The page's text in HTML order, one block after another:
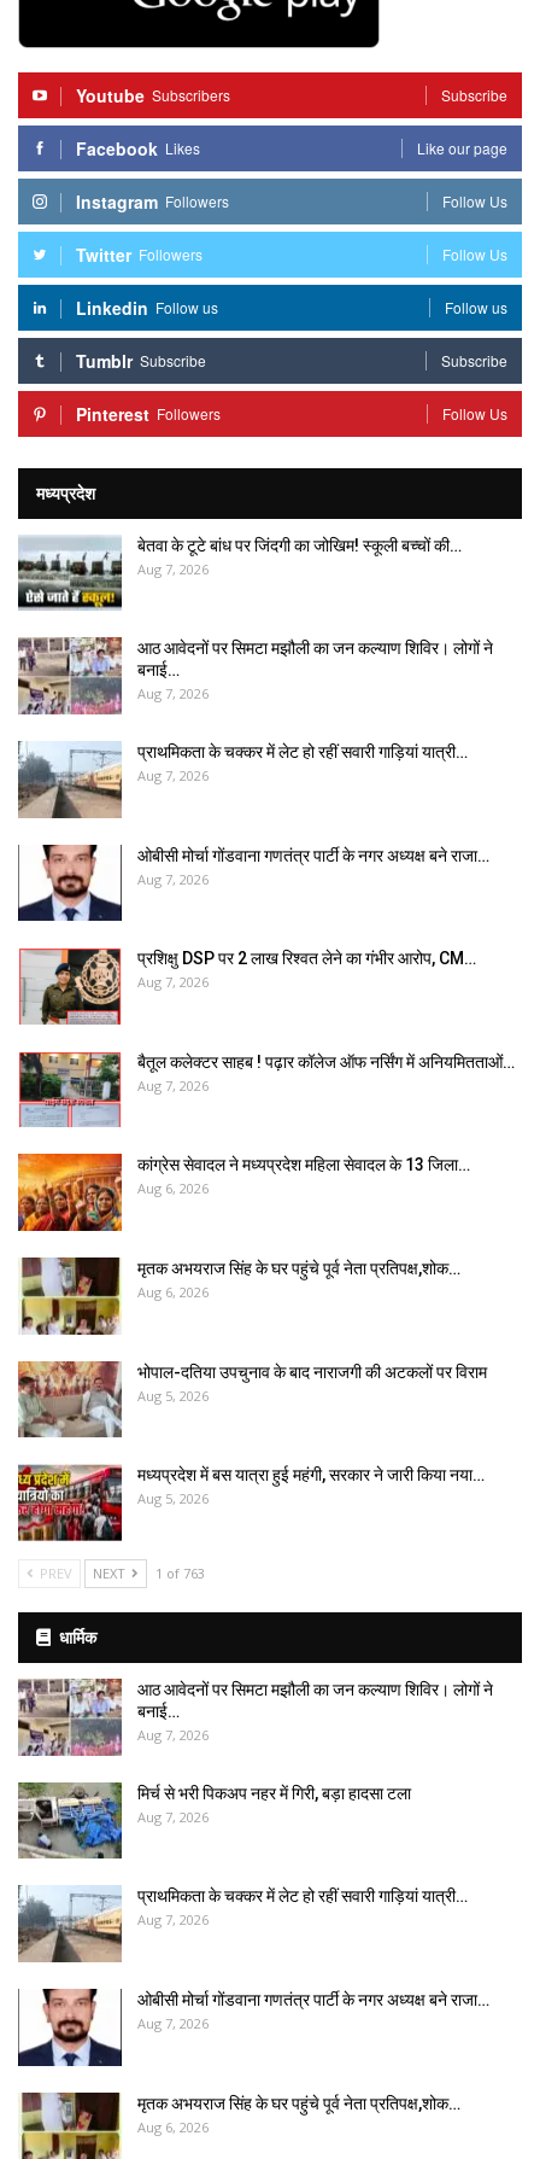
Youtube Subscribers Subscribe
Facebook Likes Like our page
Instagram Followers Follow Us
Twitter Followers Follow Us
Linkedin Follow us Follow us
Tumblr Subscribe Subscribe
Pinterest Followers Follow Us
मध्यप्रदेश
बेतवा के टूटे बांध पर जिंदगी का जोखिम! स्कूली बच्चों की…
Aug 7, 2026
आठ आवेदनों पर सिमटा मझौली का जन कल्याण शिविर। लोगों ने
बनाई…
Aug 7, 2026
प्राथमिकता के चक्कर में लेट हो रहीं सवारी गाड़ियां यात्री…
Aug 7, 2026
ओबीसी मोर्चा गोंडवाना गणतंत्र पार्टी के नगर अध्यक्ष बने राजा…
Aug 7, 2026
प्रशिक्षु DSP पर ₹2 लाख रिश्वत लेने का गंभीर आरोप, CM…
Aug 7, 2026
बैतूल कलेक्टर साहब ! पढ़ार कॉलेज ऑफ नर्सिंग में अनियमितताओं…
Aug 7, 2026
कांग्रेस सेवादल ने मध्यप्रदेश महिला सेवादल के 13 जिला…
Aug 6, 2026
मृतक अभयराज सिंह के घर पहुंचे पूर्व नेता प्रतिपक्ष,शोक…
Aug 6, 2026
भोपाल-दतिया उपचुनाव के बाद नाराजगी की अटकलों पर विराम
Aug 5, 2026
मध्यप्रदेश में बस यात्रा हुई महंगी, सरकार ने जारी किया नया…
Aug 5, 2026
PREV NEXT 1 of 763
धार्मिक
आठ आवेदनों पर सिमटा मझौली का जन कल्याण शिविर। लोगों ने
बनाई…
Aug 7, 2026
मिर्च से भरी पिकअप नहर में गिरी, बड़ा हादसा टला
Aug 7, 2026
प्राथमिकता के चक्कर में लेट हो रहीं सवारी गाड़ियां यात्री…
Aug 7, 2026
ओबीसी मोर्चा गोंडवाना गणतंत्र पार्टी के नगर अध्यक्ष बने राजा…
Aug 7, 2026
मृतक अभयराज सिंह के घर पहुंचे पूर्व नेता प्रतिपक्ष,शोक…
Aug 6, 2026